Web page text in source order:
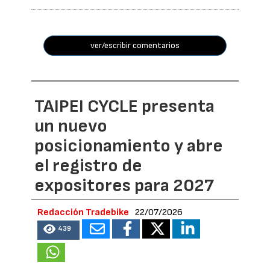
ver/escribir comentarios
TAIPEI CYCLE presenta
un nuevo
posicionamiento y abre
el registro de
expositores para 2027
Redacción Tradebike 22/07/2026
439